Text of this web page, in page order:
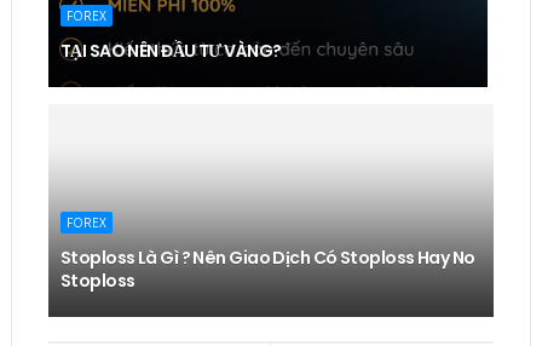
FOREX
TẠI SAO NÊN ĐẦU TƯ VÀNG?
FOREX
Stoploss Là Gì ? Nên Giao Dịch Có Stoploss Hay No
Stoploss